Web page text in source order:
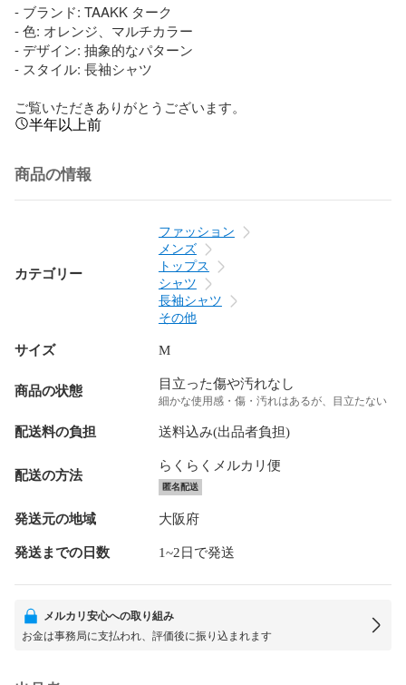
- ブランド: TAAKK ターク
- 色: オレンジ、マルチカラー
- デザイン: 抽象的なパターン
- スタイル: 長袖シャツ
ご覧いただきありがとうございます。
半年以上前
商品の情報
カテゴリー
ファッション
メンズ
トップス
シャツ
長袖シャツ
その他
サイズ M
商品の状態 目立った傷や汚れなし
細かな使用感・傷・汚れはあるが、目立たない
配送料の負担 送料込み(出品者負担)
配送の方法
らくらくメルカリ便
匿名配送
発送元の地域 大阪府
発送までの日数 1~2日で発送
メルカリ安心への取り組み
お金は事務局に支払われ、評価後に振り込まれます